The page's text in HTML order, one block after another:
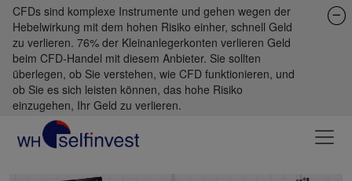
CFDs sind komplexe Instrumente und gehen wegen der
Hebelwirkung mit dem hohen Risiko einher, schnell Geld
zu verlieren. 76% der Kleinanlegerkonten verlieren Geld
beim CFD-Handel mit diesem Anbieter. Sie sollten
überlegen, ob Sie verstehen, wie CFD funktionieren, und
ob Sie es sich leisten können, das hohe Risiko
einzugehen, Ihr Geld zu verlieren.